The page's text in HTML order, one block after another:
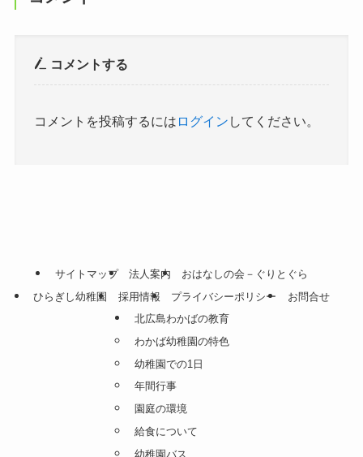
コメントする
コメントを投稿するには ログイン してください。
サイトマップ 法人案内
おはなしの会－ぐりとぐら
ひらぎし幼稚園
採用情報 プライバシーポリシー
お問合せ
北広島わかばの教育
わかば幼稚園の特色
幼稚園での1日
年間行事
園庭の環境
給食について
幼稚園バス